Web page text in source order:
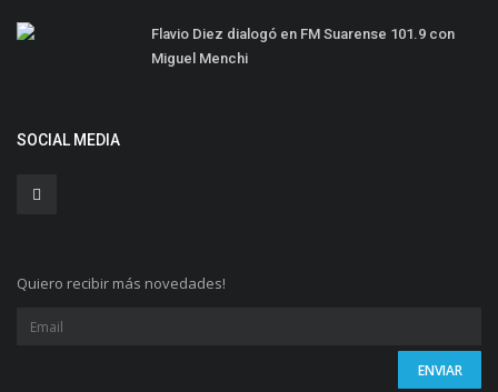
Flavio Diez dialogó en FM Suarense 101.9 con
Miguel Menchi
SOCIAL MEDIA
Quiero recibir más novedades!